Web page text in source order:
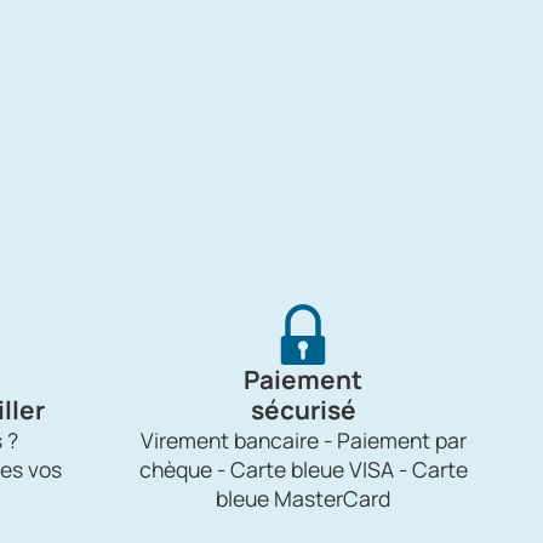
?
vos
Paiement
sécurisé
Virement bancaire - Paiement par
chèque - Carte bleue VISA - Carte
bleue MasterCard